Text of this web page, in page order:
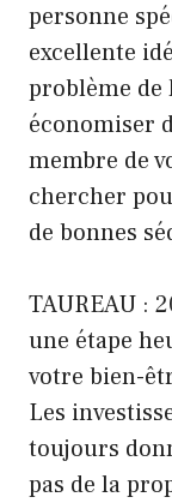
personne
excellente
problème de
économiser
membre de
chercher
de bonnes
TAUREAU :
une étape
votre bien-
Les
toujours
pas de la